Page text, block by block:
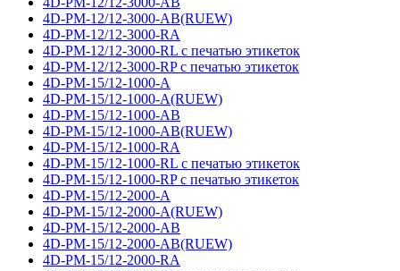
4D-PM-12/12-3000-AB(RUEW)
4D-PM-12/12-3000-RA
4D-PM-12/12-3000-RL с печатью этикеток
4D-PM-12/12-3000-RP с печатью этикеток
4D-PM-15/12-1000-A
4D-PM-15/12-1000-A(RUEW)
4D-PM-15/12-1000-AB
4D-PM-15/12-1000-AB(RUEW)
4D-PM-15/12-1000-RA
4D-PM-15/12-1000-RL с печатью этикеток
4D-PM-15/12-1000-RP с печатью этикеток
4D-PM-15/12-2000-A
4D-PM-15/12-2000-A(RUEW)
4D-PM-15/12-2000-AB
4D-PM-15/12-2000-AB(RUEW)
4D-PM-15/12-2000-RA